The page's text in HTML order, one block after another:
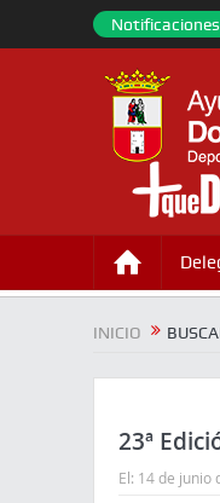
INICIO
23ª
El: 14 de junio